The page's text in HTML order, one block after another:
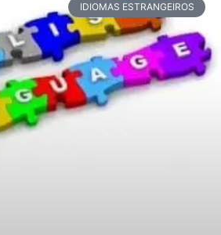
IDIOMAS ESTRANGEIROS